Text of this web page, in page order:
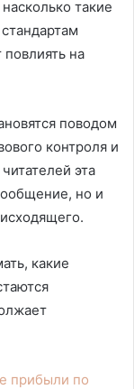
такие
на
поводом
контроля и
эта
но и
какие
прибыли по